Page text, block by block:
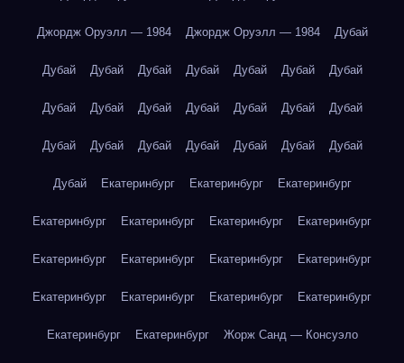
Джордж Оруэлл — 1984 Джордж Оруэлл — 1984 Дубай
Дубай Дубай Дубай Дубай Дубай Дубай Дубай
Дубай Дубай Дубай Дубай Дубай Дубай Дубай
Дубай Дубай Дубай Дубай Дубай Дубай Дубай
Дубай Екатеринбург Екатеринбург Екатеринбург
Екатеринбург Екатеринбург Екатеринбург Екатеринбург
Екатеринбург Екатеринбург Екатеринбург Екатеринбург
Екатеринбург Екатеринбург Екатеринбург Екатеринбург
Екатеринбург Екатеринбург Жорж Санд — Консуэло